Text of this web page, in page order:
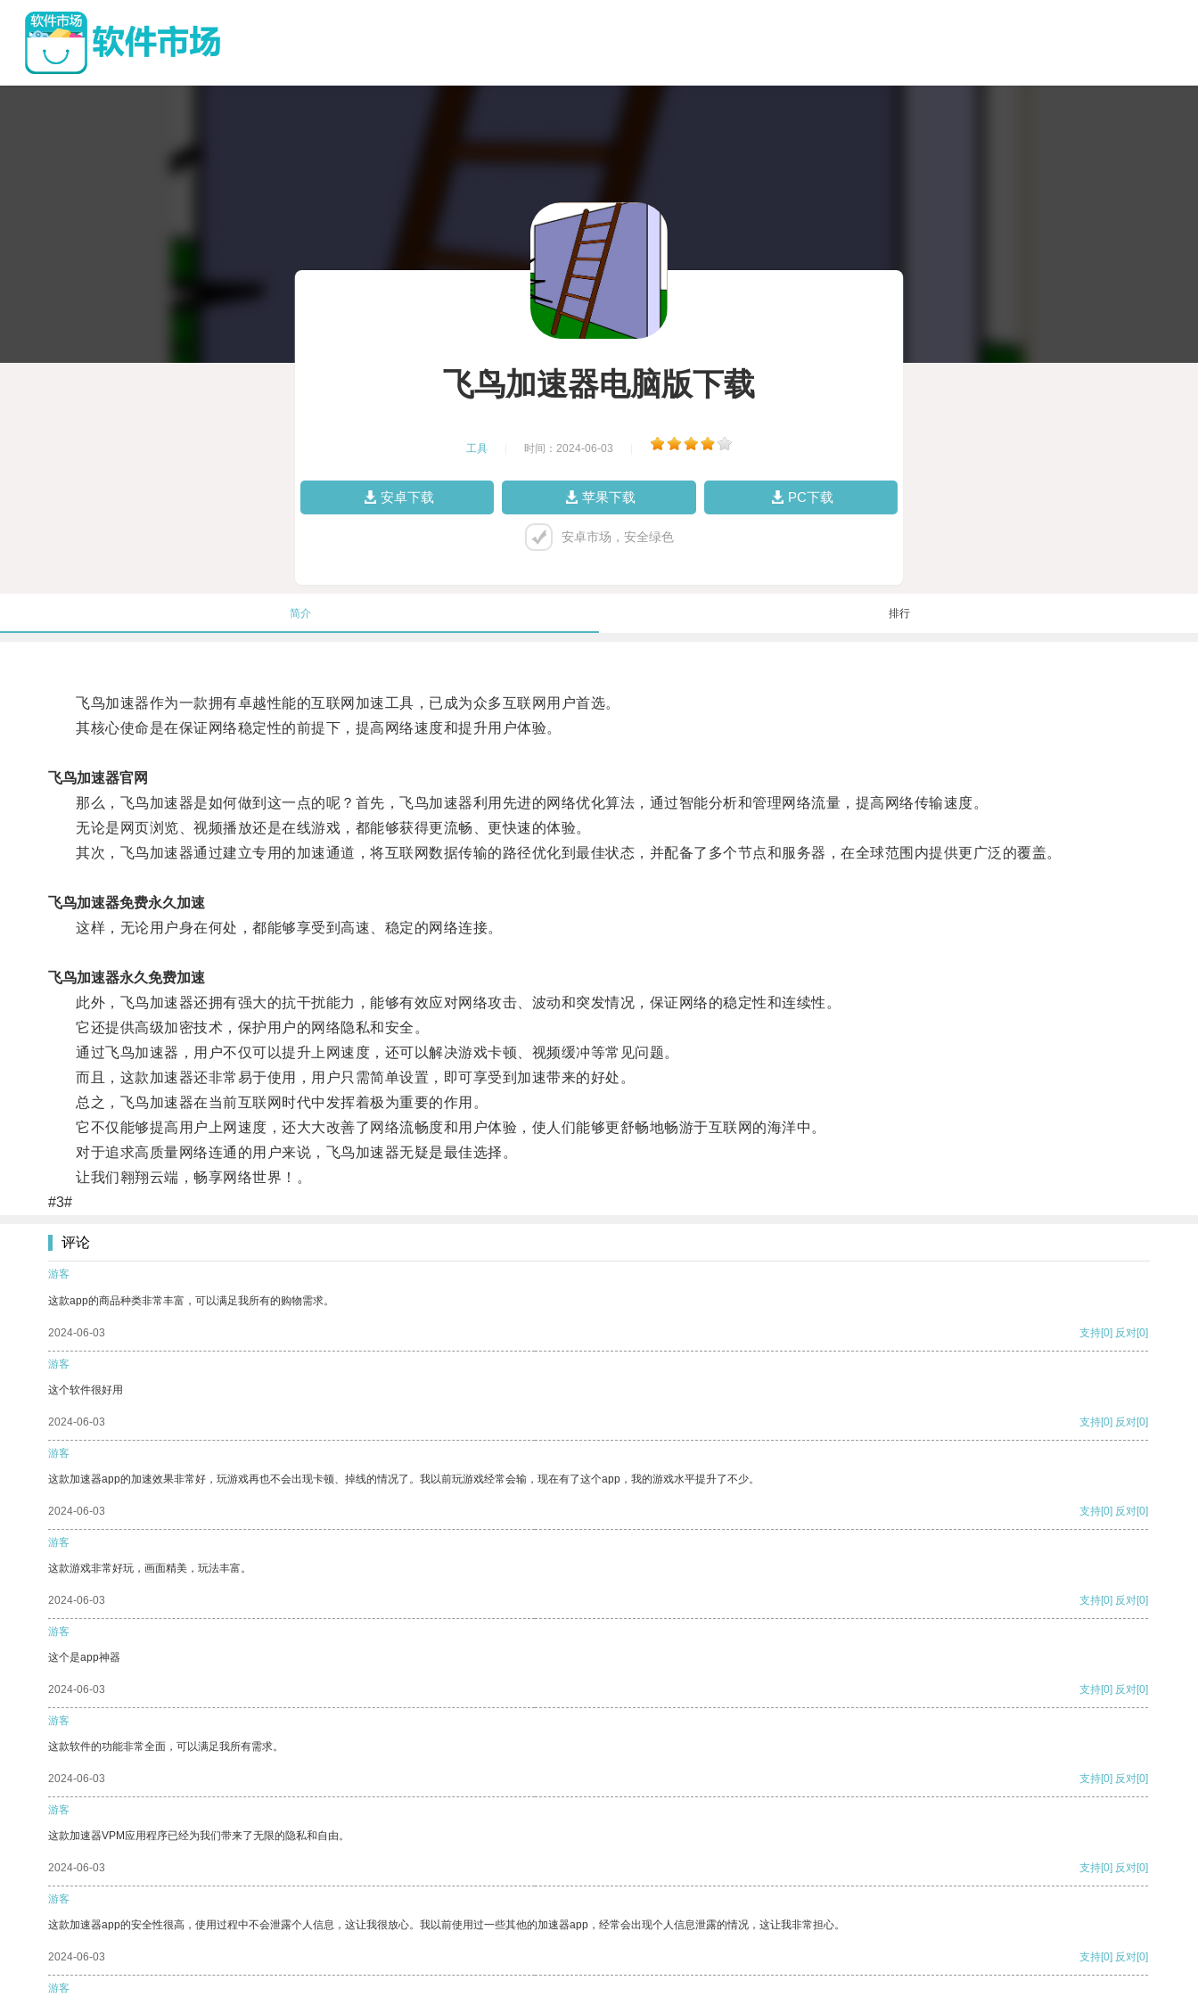
飞鸟加速器电脑版下载
工具 时间：2024-06-03
安卓下载 苹果下载 PC下载
安卓市场，安全绿色
简介 排行
飞鸟加速器作为一款拥有卓越性能的互联网加速工具，已成为众多互联网用户首选。
其核心使命是在保证网络稳定性的前提下，提高网络速度和提升用户体验。
飞鸟加速器官网
那么，飞鸟加速器是如何做到这一点的呢？首先，飞鸟加速器利用先进的网络优化算法，通过智能分析和管理网络流量，提高网络传输速度。
无论是网页浏览、视频播放还是在线游戏，都能够获得更流畅、更快速的体验。
其次，飞鸟加速器通过建立专用的加速通道，将互联网数据传输的路径优化到最佳状态，并配备了多个节点和服务器，在全球范围内提供更广泛的覆盖。
飞鸟加速器免费永久加速
这样，无论用户身在何处，都能够享受到高速、稳定的网络连接。
飞鸟加速器永久免费加速
此外，飞鸟加速器还拥有强大的抗干扰能力，能够有效应对网络攻击、波动和突发情况，保证网络的稳定性和连续性。
它还提供高级加密技术，保护用户的网络隐私和安全。
通过飞鸟加速器，用户不仅可以提升上网速度，还可以解决游戏卡顿、视频缓冲等常见问题。
而且，这款加速器还非常易于使用，用户只需简单设置，即可享受到加速带来的好处。
总之，飞鸟加速器在当前互联网时代中发挥着极为重要的作用。
它不仅能够提高用户上网速度，还大大改善了网络流畅度和用户体验，使人们能够更舒畅地畅游于互联网的海洋中。
对于追求高质量网络连通的用户来说，飞鸟加速器无疑是最佳选择。
让我们翱翔云端，畅享网络世界！。
#3#
评论
游客
这款app的商品种类非常丰富，可以满足我所有的购物需求。
2024-06-03 支持[0] 反对[0]
游客
这个软件很好用
2024-06-03 支持[0] 反对[0]
游客
这款加速器app的加速效果非常好，玩游戏再也不会出现卡顿、掉线的情况了。我以前玩游戏经常会输，现在有了这个app，我的游戏水平提升了不少。
2024-06-03 支持[0] 反对[0]
游客
这款游戏非常好玩，画面精美，玩法丰富。
2024-06-03 支持[0] 反对[0]
游客
这个是app神器
2024-06-03 支持[0] 反对[0]
游客
这款软件的功能非常全面，可以满足我所有需求。
2024-06-03 支持[0] 反对[0]
游客
这款加速器VPM应用程序已经为我们带来了无限的隐私和自由。
2024-06-03 支持[0] 反对[0]
游客
这款加速器app的安全性很高，使用过程中不会泄露个人信息，这让我很放心。我以前使用过一些其他的加速器app，经常会出现个人信息泄露的情况，这让我非常担心。
2024-06-03 支持[0] 反对[0]
游客